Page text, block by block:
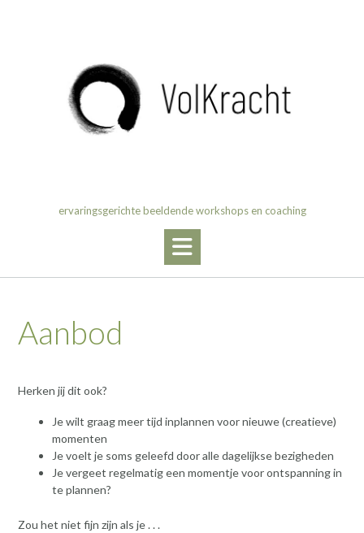
ervaringsgerichte beeldende workshops en coaching
Aanbod
Herken jij dit ook?
Je wilt graag meer tijd inplannen voor nieuwe (creatieve)
momenten
Je voelt je soms geleefd door alle dagelijkse bezigheden
Je vergeet regelmatig een momentje voor ontspanning in
te plannen?
Zou het niet fijn zijn als je . . .